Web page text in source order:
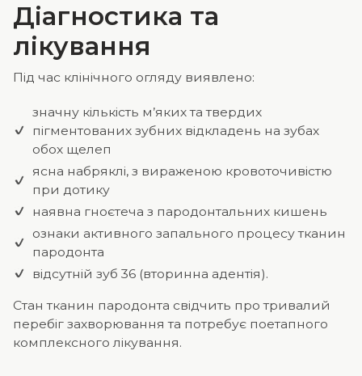
Діагностика та
лікування
Під час клінічного огляду виявлено:
значну кількість м’яких та твердих
пігментованих зубних відкладень на зубах
обох щелеп
ясна набряклі, з вираженою кровоточивістю
при дотику
наявна гноєтеча з пародонтальних кишень
ознаки активного запального процесу тканин
пародонта
відсутній зуб 36 (вторинна адентія).
Стан тканин пародонта свідчить про тривалий
перебіг захворювання та потребує поетапного
комплексного лікування.